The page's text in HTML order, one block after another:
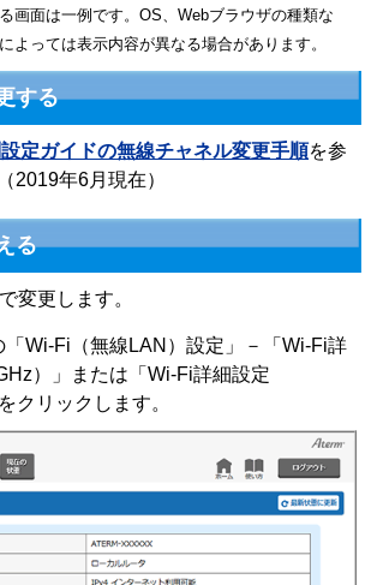
画面は一例です。OS、Webブラウザの種類な
よっては表示内容が異なる場合があります。
する
定ガイドの無線チャネル変更手順を参
2019年6月現在）
る
で変更します。
「Wi-Fi（無線LAN）設定」－「Wi-Fi詳
）」または「Wi-Fi詳細設定
クリックします。